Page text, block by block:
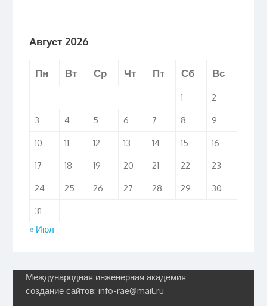
Август 2026
Пн Вт Ср Чт Пт Сб Вс
1
2
3
4 5 6 7 8
9
10
11 12 13 14 15
16
17
18 19 20 21 22
23
24
25 26 27 28 29
30
31
« Июл
Международная инженерная академия
создание сайтов: info-rae@mail.ru